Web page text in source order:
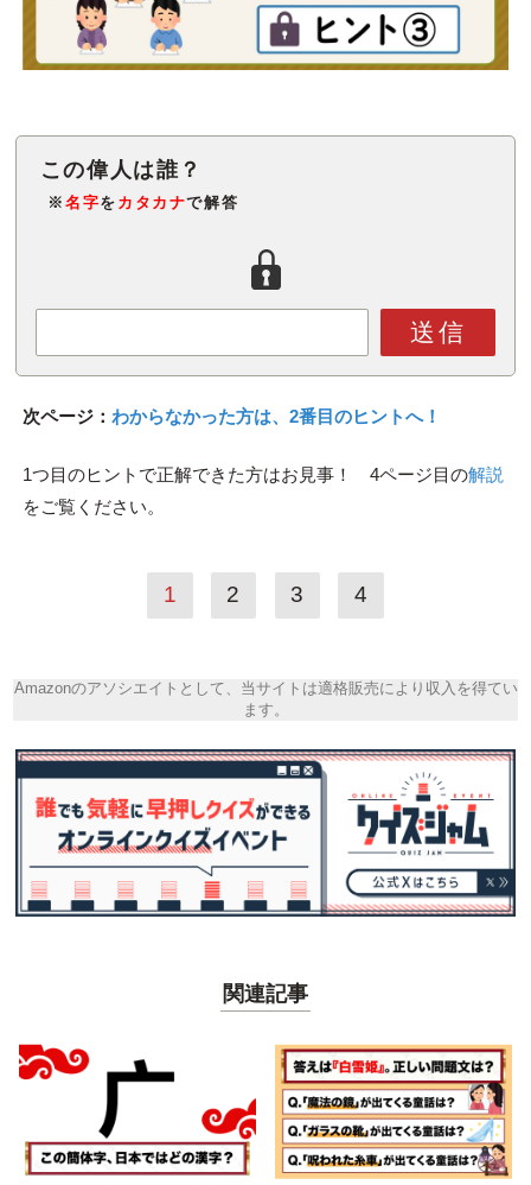
※名字を カタカナで解答
送信
次ページ： わからなかった方は、2番目のヒントへ！
1つ目のヒントで正解できた方はお見事！ 4ページ目の解説
をご覧ください。
1 2 3 4
Amazonのアソシエイトとして、当サイトは適格販売により収入を得てい
ます。
関連記事